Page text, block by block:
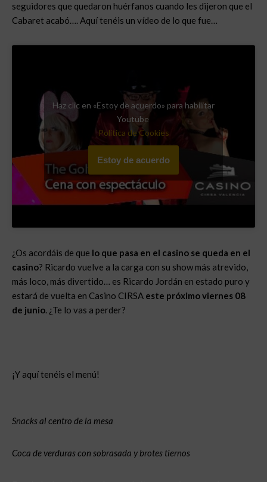
seguidores que quedaron huérfanos cuando les dijeron que el
Cabaret acabó…. Aquí tenéis un vídeo de lo que fue…
Haz clic en «Estoy de acuerdo» para habilitar
Youtube
Política de Cookies
Estoy de acuerdo
¿Os acordáis de que lo que pasa en el casino se queda en el
casino? Ricardo vuelve a la carga con su show más atrevido,
más loco, más divertido… es Ricardo Jordán en estado puro y
estará de vuelta en Casino CIRSA este próximo viernes 08
de junio. ¿Te lo vas a perder?
¡Y aquí tenéis el menú!
Snacks al centro de la mesa
Coca de verduras con sobrasada y brotes tiernos